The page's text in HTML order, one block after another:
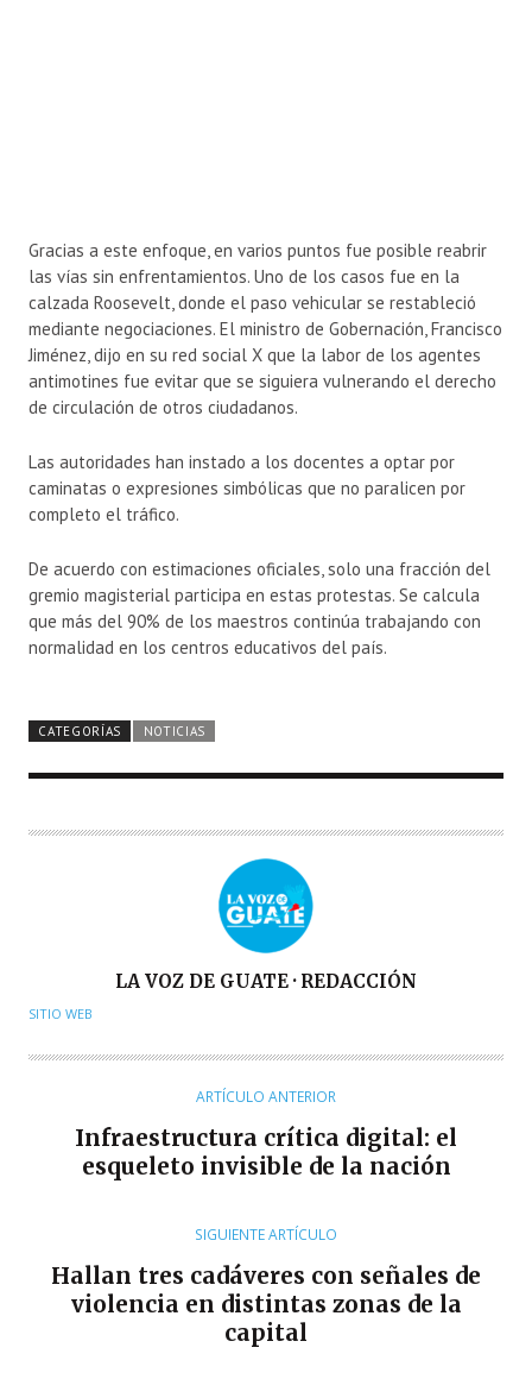
Gracias a este enfoque, en varios puntos fue posible reabrir
las vías sin enfrentamientos. Uno de los casos fue en la
calzada Roosevelt, donde el paso vehicular se restableció
mediante negociaciones. El ministro de Gobernación, Francisco
Jiménez, dijo en su red social X que la labor de los agentes
antimotines fue evitar que se siguiera vulnerando el derecho
de circulación de otros ciudadanos.
Las autoridades han instado a los docentes a optar por
caminatas o expresiones simbólicas que no paralicen por
completo el tráfico.
De acuerdo con estimaciones oficiales, solo una fracción del
gremio magisterial participa en estas protestas. Se calcula
que más del 90% de los maestros continúa trabajando con
normalidad en los centros educativos del país.
CATEGORÍAS NOTICIAS
U
O
LA VOZ DE GUATE · REDACCIÓN
SITIO WEB
ARTÍCULO ANTERIOR
Infraestructura crítica digital: el
esqueleto invisible de la nación
SIGUIENTE ARTÍCULO
Hallan tres cadáveres con señales de
violencia en distintas zonas de la
capital